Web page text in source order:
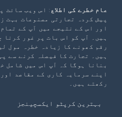
عام خطرے کی اطلاع : اس ویب سائٹ
پیش کردہ تجارتی مصنوعات بہت
اور اس کے نتیجے میں آپ کے
ہیں۔ آپ کو اس بات پر غور کرنا
رقم کھونے کا زیادہ خطرہ مول
ہیں۔ تجارت کا فیصلہ کرنے سے
بنانا ہوگا کہ آپ اس میں شامل
اپنے سرمایہ کاری کے مقاصد
رکھتے ہیں۔
بہترین کرپٹو ایکسچینجز